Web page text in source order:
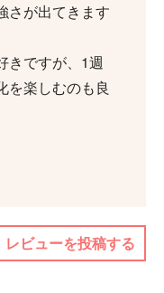
さが出てきます
きですが、1週
を楽しむのも良
レビューを投稿する